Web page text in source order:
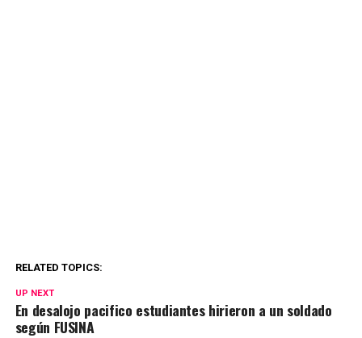
RELATED TOPICS:
UP NEXT
En desalojo pacifico estudiantes hirieron a un soldado
según FUSINA